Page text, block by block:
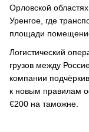
Орловской
Уренгое, где
площади
Логистический
грузов между
компании
к новым правилам
€200 на таможне.